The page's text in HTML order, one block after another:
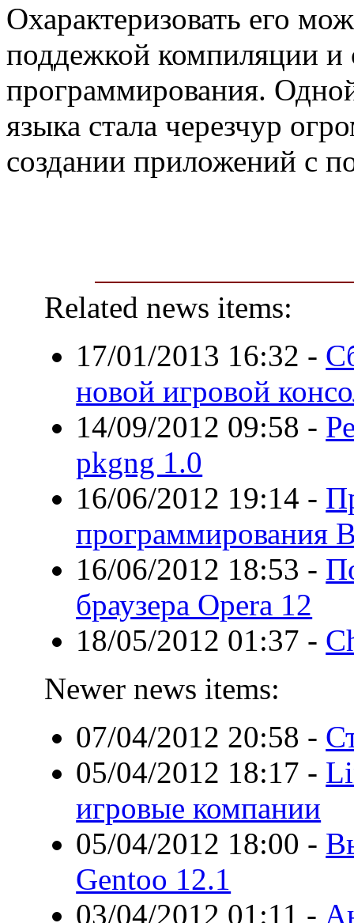
Охарактеризовать его
поддежкой компиляции и
программирования.
языка стала черезчур
создании приложений с
Related news items:
17/01/2013 16:32 -
новой игровой
14/09/2012 09:58 -
pkgng 1.0
16/06/2012 19:14 -
программирования
16/06/2012 18:53 -
браузера Opera 12
18/05/2012 01:37 -
Newer news items:
07/04/2012 20:58 -
05/04/2012 18:17 -
игровые компании
05/04/2012 18:00 -
Gentoo 12.1
03/04/2012 01:11 -